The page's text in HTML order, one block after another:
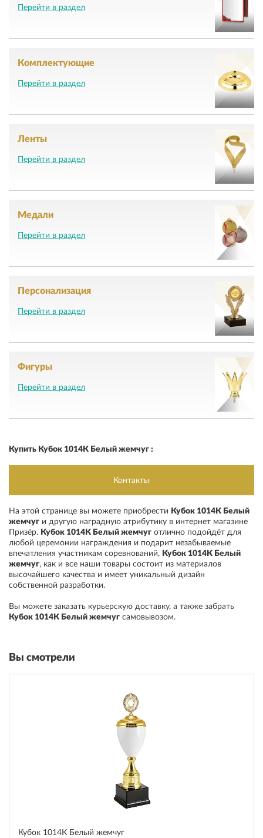
Перейти в раздел
Комплектующие
Перейти в раздел
Ленты
Перейти в раздел
Медали
Перейти в раздел
Персонализация
Перейти в раздел
Фигуры
Перейти в раздел
Купить Кубок 1014К Белый жемчуг :
Контакты
На этой странице вы можете приобрести Кубок 1014К Белый
жемчуг и другую наградную атрибутику в интернет магазине
Призёр. Кубок 1014К Белый жемчуг отлично подойдёт для
любой церемонии награждения и подарит незабываемые
впечатления участникам соревнований, Кубок 1014К Белый
жемчуг, как и все наши товары состоит из материалов
высочайшего качества и имеет уникальный дизайн
собственной разработки.
Вы можете заказать курьерскую доставку, а также забрать
Кубок 1014К Белый жемчуг самовывозом.
Вы смотрели
Кубок 1014К Белый жемчуг